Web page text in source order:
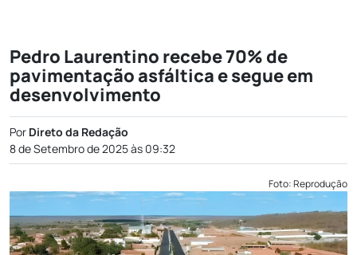
Pedro Laurentino recebe 70% de
pavimentação asfáltica e segue em
desenvolvimento
Por Direto da Redação
8 de Setembro de 2025 às 09:32
Foto: Reprodução